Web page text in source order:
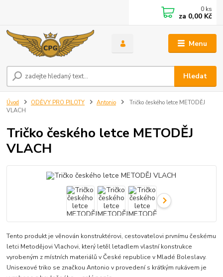
Menu
Hledat
0 ks
za 0,00 Kč
Úvod ODĚVY PRO PILOTY Antonio
Tričko českého letce METODĚJ
VLACH
Tričko českého letce METODĚJ
VLACH
Tento produkt je věnován konstruktérovi, cestovatelovi prvnímu českému
letci Metodějovi Vlachovi, který letěl letadlem vlastní konstrukce
vyrobeným z místních materiálů v České republice v Mladé Boleslavy.
Unisexové triko se značkou Antonio v provedení s krátkým rukávem je